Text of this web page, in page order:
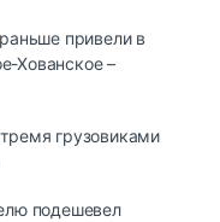
привели в
Хованское –
грузовиками
подешевел